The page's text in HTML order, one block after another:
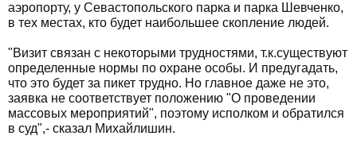
аэропорту, у Севастопольского парка и парка Шевченко,
в тех местах, кто будет наибольшее скопление людей.
"Визит связан с некоторыми трудностями, т.к.существуют
определенные нормы по охране особы. И предугадать,
что это будет за пикет трудно. Но главное даже не это,
заявка не соответствует положению "О проведении
массовых мероприятий", поэтому исполком и обратился
в суд",- сказал Михайлишин.